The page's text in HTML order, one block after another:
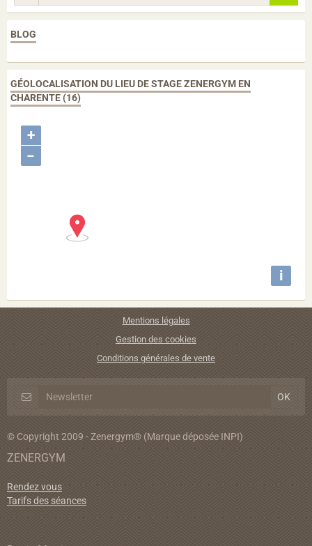
BLOG
GÉOLOCALISATION DU LIEU DE STAGE ZENERGYM EN
CHARENTE (16)
+
−
i
Mentions légales
Gestion des cookies
Conditions générales de vente
© Copyright 2009 - Zenergym® (Marque déposée INPI)
ZENERGYM
Rendez vous
Tarifs des séances